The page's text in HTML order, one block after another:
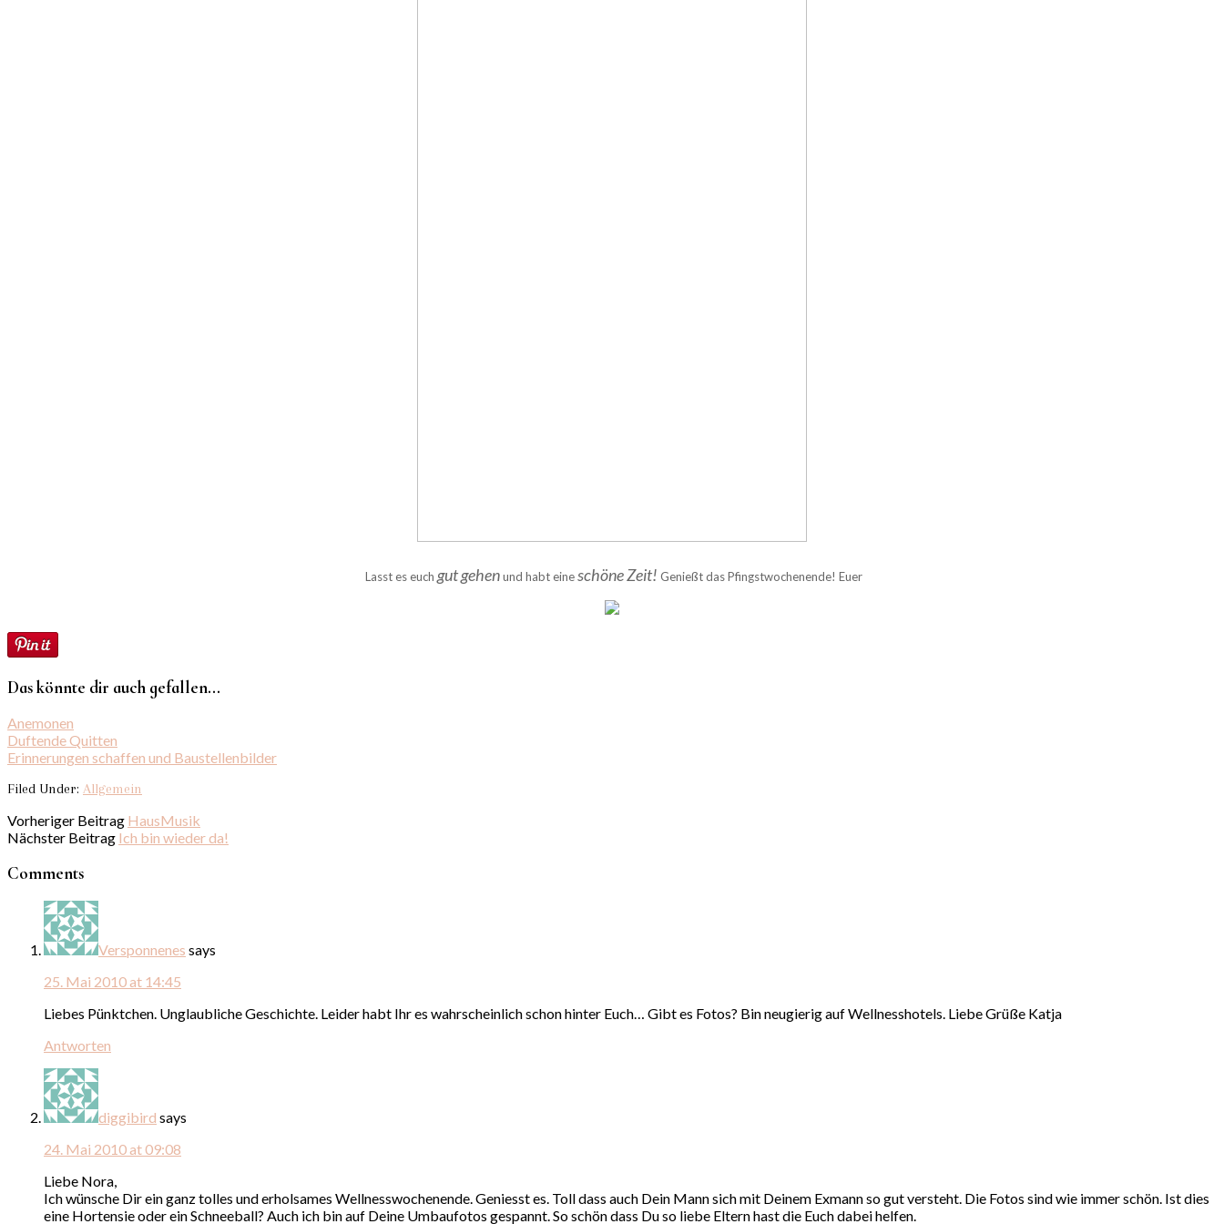
Lasst es euch gut gehenund habt eineschöne Zeit! Genießt das Pfingstwochenende! Euer
Das könnte dir auch gefallen...
Anemonen
Duftende Quitten
Erinnerungen schaffen und Baustellenbilder
Filed Under: Allgemein
Vorheriger Beitrag HausMusik
Nächster Beitrag Ich bin wieder da!
Comments
Versponnenes says
25. Mai 2010 at 14:45
Liebes Pünktchen. Unglaubliche Geschichte. Leider habt Ihr es wahrscheinlich schon hinter Euch… Gibt es Fotos? Bin neugierig auf Wellnesshotels. Liebe Grüße Katja
Antworten
diggibird says
24. Mai 2010 at 09:08
Liebe Nora,
Ich wünsche Dir ein ganz tolles und erholsames Wellnesswochenende. Geniesst es. Toll dass auch Dein Mann sich mit Deinem Exmann so gut versteht. Die Fotos sind wie immer schön. Ist dies
eine Hortensie oder ein Schneeball? Auch ich bin auf Deine Umbaufotos gespannt. So schön dass Du so liebe Eltern hast die Euch dabei helfen.